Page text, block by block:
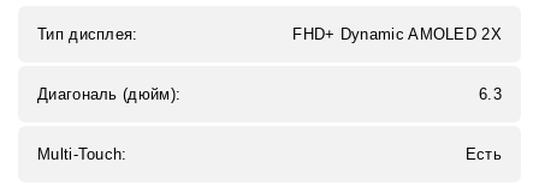
Тип дисплея: FHD+ Dynamic AMOLED 2X
Диагональ (дюйм): 6.3
Multi-Touch: Есть